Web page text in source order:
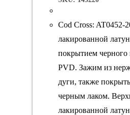
Cod Cross: AT0452-
лакированной
покрытием черного
PVD. Зажим из
дуги, также
черным лаком.
лакированной